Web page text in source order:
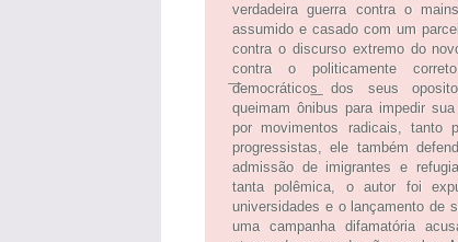
verdadeira guerra contra o
assumido e casado com um
contra o discurso extremo do
contra o politicamente
͞democráticos͟ dos seus
queimam ônibus para impedir
por movimentos radicais, tanto
progressistas, ele também
admissão de imigrantes e
tanta polêmica, o autor foi
universidades e o lançamento de
uma campanha difamatória